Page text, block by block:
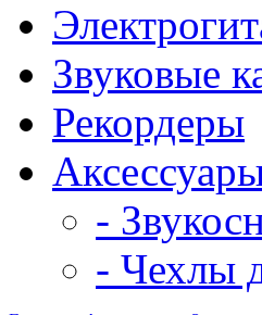
Звуковые
Рекордеры
-
- Чехлы